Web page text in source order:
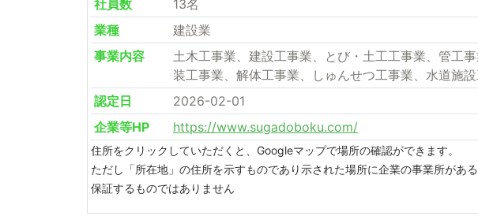
社員数
13名
業種
建設業
事業内容
土木工事業、建設工事業、とび・土工工事業、管工
装工事業、解体工事業、しゅんせつ工事業、水道施
認定日
2026-02-01
企業等HP
https://www.sugadoboku.com/
住所をクリックしていただくと、Googleマップで場所の確認ができます。
ただし「所在地」の住所を示すものであり示された場所に企業の事業所があ
保証するものではありません